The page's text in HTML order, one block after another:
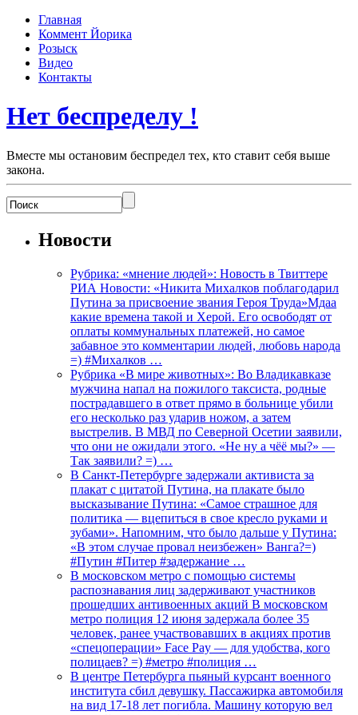
Главная
Коммент Йорика
Розыск
Видео
Контакты
Нет беспределу !
Вместе мы остановим беспредел тех, кто ставит себя выше
закона.
Новости
Рубрика: «мнение людей»: Новость в Твиттере
РИА Новости: «Никита Михалков поблагодарил
Путина за присвоение звания Героя Труда»Мдаа
какие времена такой и Херой. Его освободят от
оплаты коммунальных платежей, но самое
забавное это комментарии людей, любовь народа
=) #Михалков …
Рубрика «В мире животных»: Во Владикавказе
мужчина напал на пожилого таксиста, родные
пострадавшего в ответ прямо в больнице убили
его несколько раз ударив ножом, а затем
выстрелив. В МВД по Северной Осетии заявили,
что они не ожидали этого. «Не ну а чёё мы?» —
Так заявили? =) …
В Санкт-Петербурге задержали активиста за
плакат с цитатой Путина, на плакате было
высказывание Путина: «Самое страшное для
политика — вцепиться в свое кресло руками и
зубами». Напомним, что было дальше у Путина:
«В этом случае провал неизбежен» Ванга?=)
#Путин #Питер #задержание …
В московском метро с помощью системы
распознавания лиц задерживают участников
прошедших антивоенных акций В московском
метро полиция 12 июня задержала более 35
человек, ранее участвовавших в акциях против
«спецоперации» Face Pay — для удобства, кого
полицаев? =) #метро #полиция …
В центре Петербурга пьяный курсант военного
института сбил девушку. Пассажирка автомобиля
на вид 17-18 лет погибла. Машину которую вел